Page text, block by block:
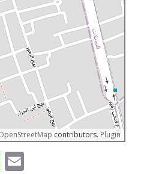
contributors. Plugin
WhatsApp